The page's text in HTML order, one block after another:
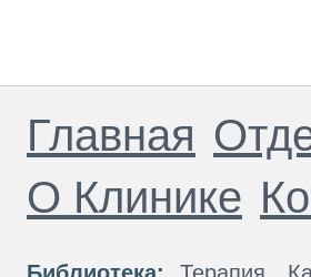
Главная
О Клинике